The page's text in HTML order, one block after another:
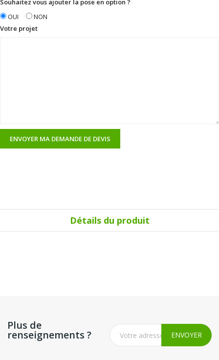
Souhaitez vous ajouter la pose en option ?
OUI
NON
Votre projet
Détails du produit
Plus de
renseignements ?